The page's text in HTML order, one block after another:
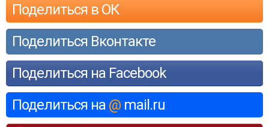
Поделиться в ОК
Поделиться Вконтакте
Поделиться на Facebook
Поделиться на @ mail.ru